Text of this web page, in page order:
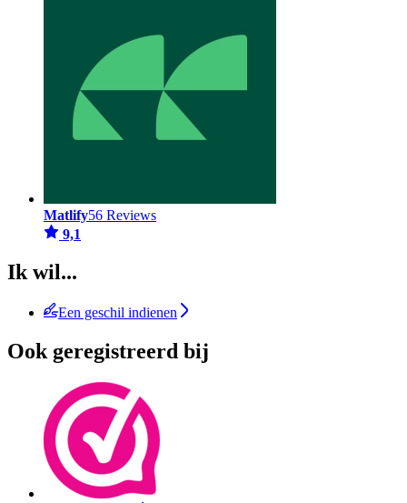
Matlify56 Reviews
9,1
Ik wil...
Een geschil indienen
Ook geregistreerd bij